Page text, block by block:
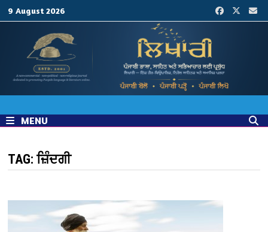
9 August 2026
MENU
TAG:ਜ਼ਿੰਦਗੀ